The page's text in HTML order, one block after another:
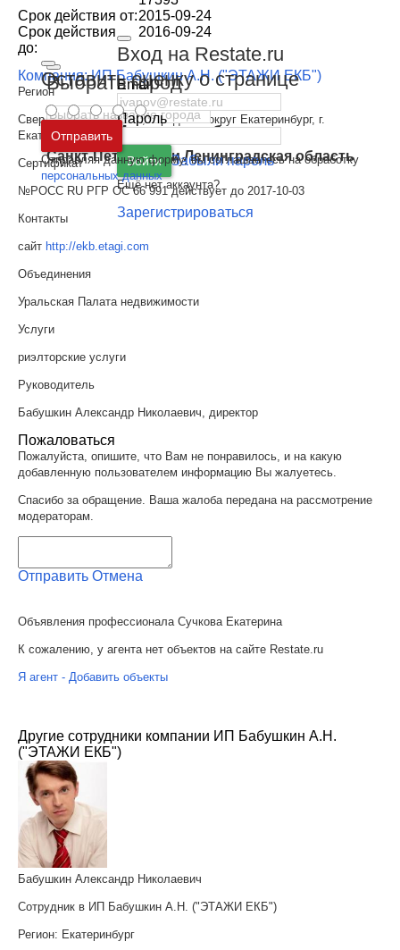
Выбрать город
Москва и
Московская область
Санкт-Петербург иЛенинградская область
Вход на Restate.ru
Email
Пароль
Войти Забыли пароль
Ещё нет аккаунта?
Зарегистрироваться
Срок действия от:2015-09-24
Срок действия
до:
2016-09-24
Компания: ИП Бабушкин А.Н. ("ЭТАЖИ ЕКБ")
Регион
Свердловская область, Городской округ Екатеринбург, г.
Екатеринбург
Сертификат
№РОСС RU РГР ОС 66 991 действует до 2017-10-03
Контакты
сайт http://ekb.etagi.com
Объединения
Уральская Палата недвижимости
Услуги
риэлторские услуги
Руководитель
Бабушкин Александр Николаевич, директор
Пожаловаться
Пожалуйста, опишите, что Вам не понравилось, и на какую
добавленную пользователем информацию Вы жалуетесь.
Спасибо за обращение. Ваша жалоба передана на рассмотрение
модераторам.
Отправить Отмена
Объявления профессионала Сучкова Екатерина
К сожалению, у агента нет объектов на сайте Restate.ru
Я агент - Добавить объекты
Другие сотрудники компании ИП Бабушкин А.Н.
("ЭТАЖИ ЕКБ")
Бабушкин Александр Николаевич
Сотрудник в ИП Бабушкин А.Н. ("ЭТАЖИ ЕКБ")
Регион: Екатеринбург
Оставить оценку о странице
Отправить
Отправляя данную форму, вы соглашаетесь на обработку
персональных данных